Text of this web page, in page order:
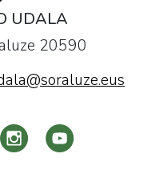
UDALA
20590